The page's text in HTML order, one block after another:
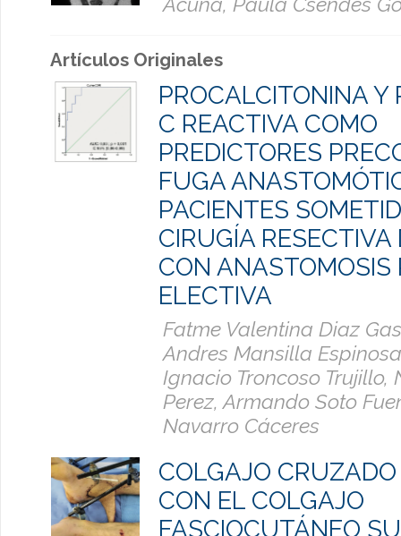
Artículos Originales
PROCALCITONINA Y
C REACTIVA COMO
PREDICTORES
FUGA
PACIENTES
CIRUGÍA RESECTIVA
CON ANASTOMOSIS
ELECTIVA
Fatme Valentina Diaz
Andres Mansilla
Ignacio Troncoso Trujillo,
Perez, Armando Soto
Navarro Cáceres
COLGAJO
CON EL COLGAJO
FASCIOCUTÁNEO